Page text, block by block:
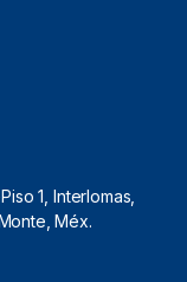
1, Interlomas,
Méx.